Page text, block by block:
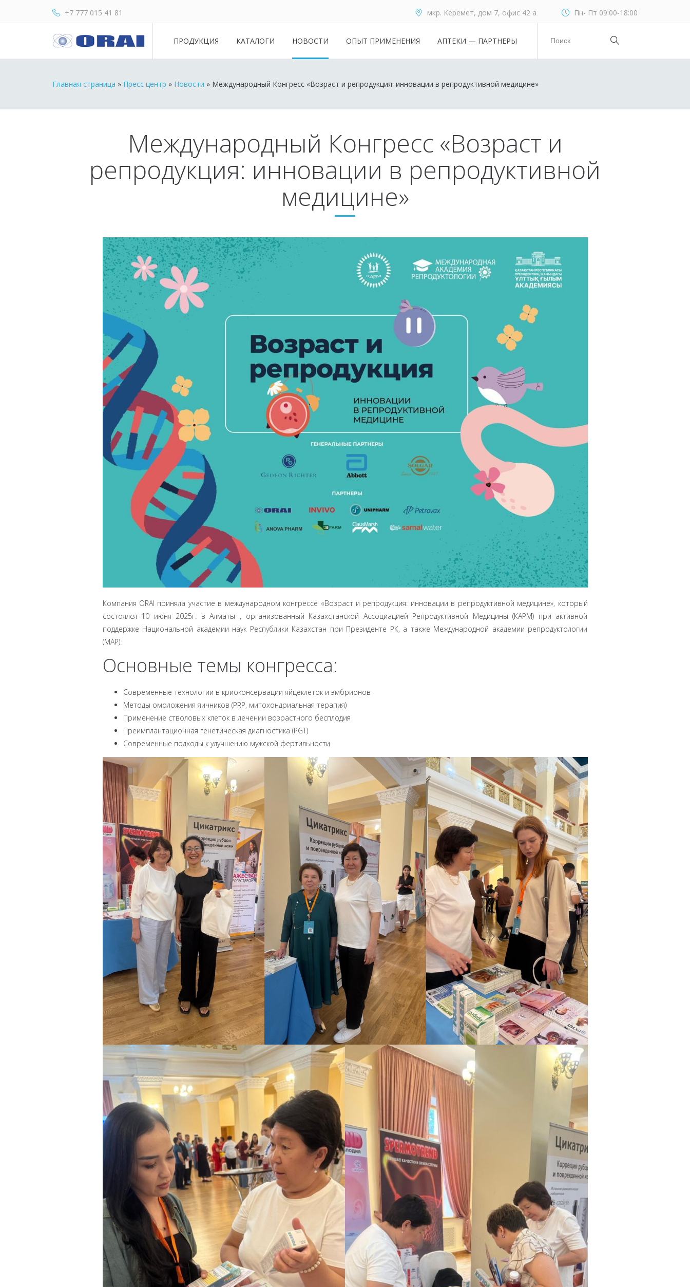
+7 777 015 41 81 мкр. Керемет, дом 7, офис 42 а Пн- Пт 09:00-18:00
ПРОДУКЦИЯ КАТАЛОГИ НОВОСТИ ОПЫТ ПРИМЕНЕНИЯ АПТЕКИ — ПАРТНЕРЫ
Главная страница » Пресс центр » Новости » Международный Конгресс «Возраст и репродукция: инновации в репродуктивной медицине»
Международный Конгресс «Возраст и
репродукция: инновации в репродуктивной
медицине»
Компания ORAI приняла участие в международном конгрессе «Возраст и репродукция: инновации в репродуктивной медицине», который
состоялся 10 июня 2025г. в Алматы , организованный Казахстанской Ассоциацией Репродуктивной Медицины (КАРМ) при активной
поддержке Национальной академии наук Республики Казахстан при Президенте РК, а также Международной академии репродуктологии
(МАР).
Основные темы конгресса:
Современные технологии в криоконсервации яйцеклеток и эмбрионов
Методы омоложения яичников (PRP, митохондриальная терапия)
Применение стволовых клеток в лечении возрастного бесплодия
Преимплантационная генетическая диагностика (PGT)
Современные подходы к улучшению мужской фертильности